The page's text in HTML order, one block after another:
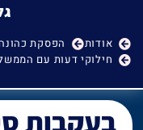
אודות
הפסקת כהונה
חילוקי דעות עם
בעקבות